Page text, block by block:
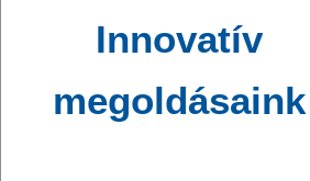
Innovatív
megoldásaink